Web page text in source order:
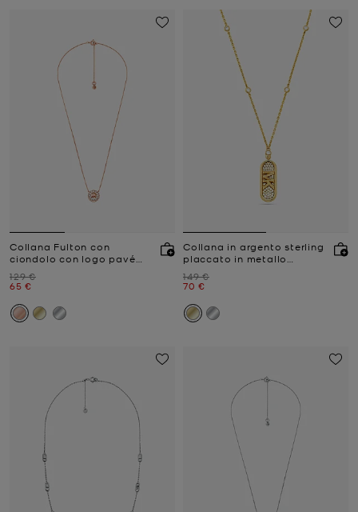
Collana Fulton con
ciondolo con logo pavé
placcata in metallo
prezioso
Prezzo iniziale
129 €
Prezzo attuale
65 €
Collana in argento sterling
placcato in metallo
prezioso con pavé e logo
Empire
Prezzo iniziale
149 €
Prezzo attuale
70 €